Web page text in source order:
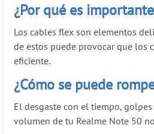
¿Por qué es
Los cables flex son elementos
de estos puede provocar que los
eficiente.
¿Cómo se puede
El desgaste con el tiempo,
volumen de tu Realme Note 50